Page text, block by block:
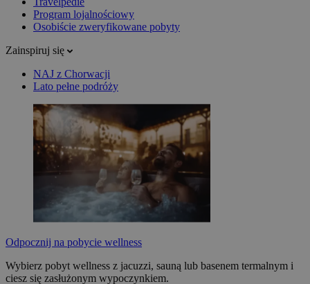
Program lojalnościowy
Osobiście zweryfikowane pobyty
Zainspiruj się
NAJ z Chorwacji
Lato pełne podróży
Odpocznij na pobycie wellness
Wybierz pobyt wellness z jacuzzi, sauną lub basenem termalnym i
ciesz się zasłużonym wypoczynkiem.